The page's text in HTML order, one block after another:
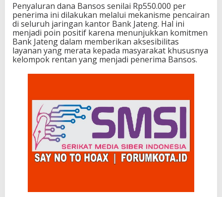
Penyaluran dana Bansos senilai Rp550.000 per
penerima ini dilakukan melalui mekanisme pencairan
di seluruh jaringan kantor Bank Jateng. Hal ini
menjadi poin positif karena menunjukkan komitmen
Bank Jateng dalam memberikan aksesibilitas
layanan yang merata kepada masyarakat khususnya
kelompok rentan yang menjadi penerima Bansos.